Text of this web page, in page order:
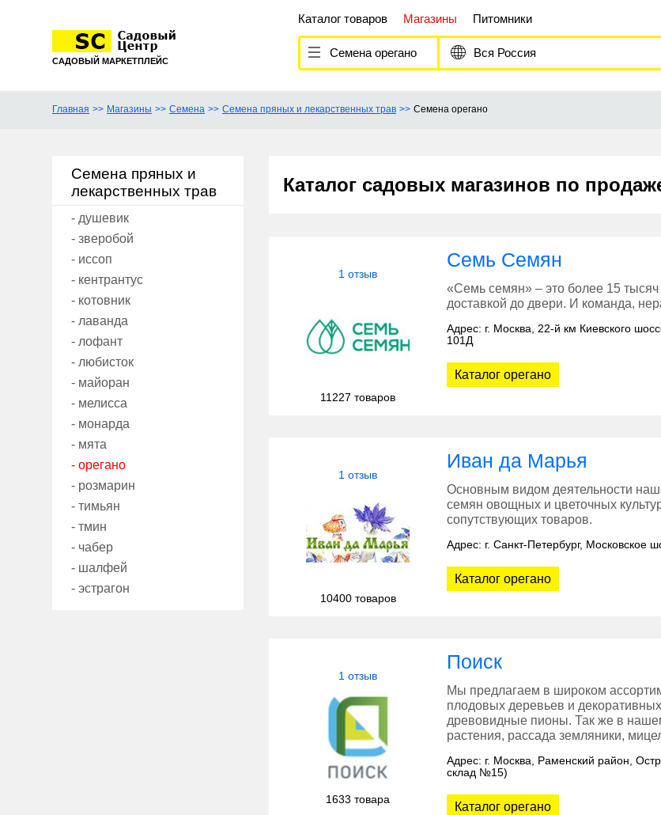
САДОВЫЙ МАРКЕТПЛЕЙС
Каталог товаров Магазины Питомники
Семена орегано Вся Россия
Главная Магазины Семена Семена пряных и лекарственных трав Семена орегано
Семена пряных и
лекарственных трав
- душевик
- зверобой
- иссоп
- кентрантус
- котовник
- лаванда
- лофант
- любисток
- майоран
- мелисса
- монарда
- мята
- орегано
- розмарин
- тимьян
- тмин
- чабер
- шалфей
- эстрагон
Каталог садовых магазинов по
1 отзыв
11227 товаров
Семь Семян
«Семь семян» – это более 15
доставкой до двери. И команда,
Адрес: г. Москва, 22-й км Киевского
101Д
Каталог орегано
1 отзыв
10400 товаров
Иван да Марья
Основным видом деятельности
семян овощных и цветочных
сопутствующих товаров.
Адрес: г. Санкт-Петербург, Московское
Каталог орегано
1 отзыв
1633 товара
Поиск
Мы предлагаем в широком
плодовых деревьев и
древовидные пионы. Так же в
растения, рассада земляники,
Адрес: г. Москва, Раменский район,
склад №15)
Каталог орегано